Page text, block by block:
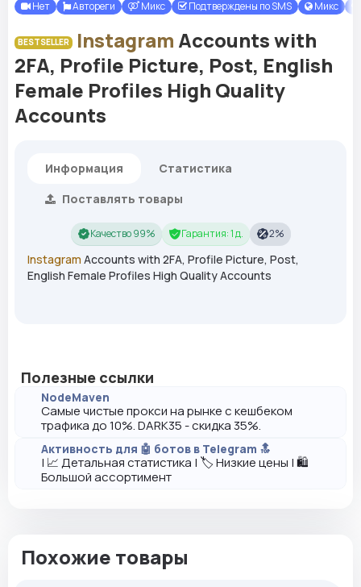
Нет Автореги Микс Подтверждены по SMS Микс
BESTSELLER Instagram Accounts with
2FA, Profile Picture, Post, English
Female Profiles High Quality
Accounts
Информация
Статистика
Поставлять товары
Качество 99% Гарантия: 1 д. 2%
Instagram Accounts with 2FA, Profile Picture, Post,
English Female Profiles High Quality Accounts
Полезные ссылки
NodeMaven
Самые чистые прокси на рынке с кешбеком
трафика до 10%. DARK35 - скидка 35%.
Активность для 🤖 ботов в Telegram 🔝
| 📈 Детальная статистика | 🏷️ Низкие цены | 🛍️
Большой ассортимент
Похожие товары